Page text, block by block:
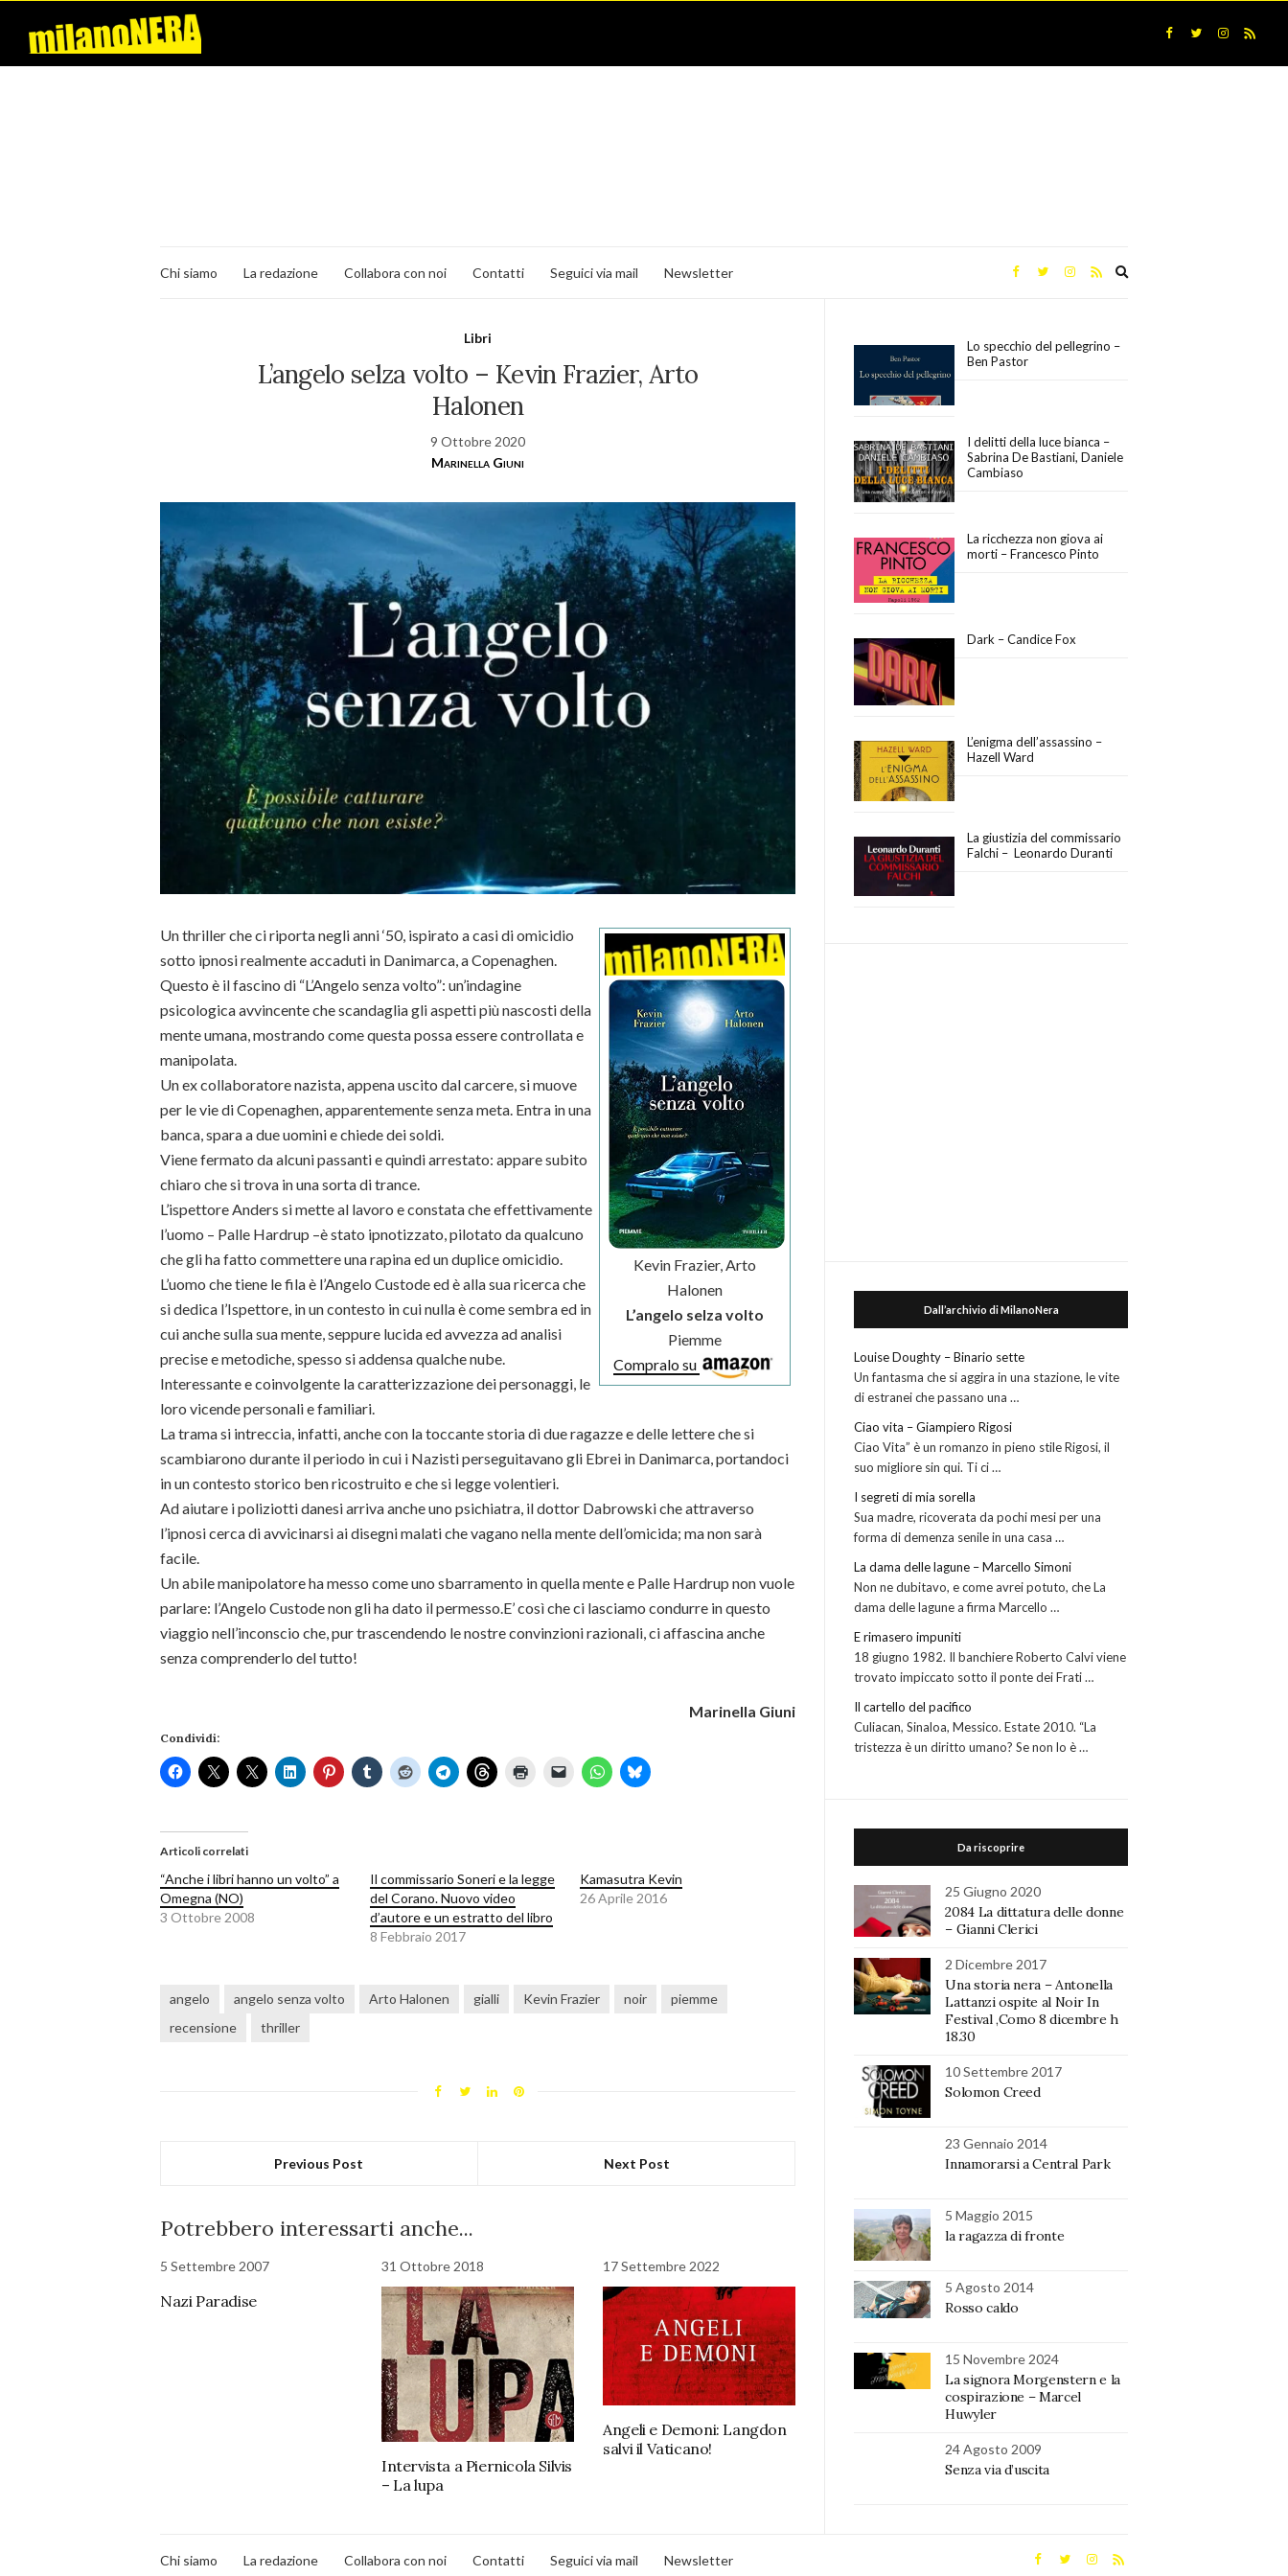
Chi siamo La redazione Collabora con noi Contatti Seguici via mail Newsletter
Libri
L’angelo selza volto – Kevin Frazier, Arto
Halonen
9 Ottobre 2020
Marinella Giuni
Kevin Frazier, Arto
Halonen
L’angelo selza volto
Piemme
Compralo su
Un thriller che ci riporta negli anni ‘50, ispirato a casi di omicidio
sotto ipnosi realmente accaduti in Danimarca, a Copenaghen.
Questo è il fascino di “L’Angelo senza volto”: un’indagine
psicologica avvincente che scandaglia gli aspetti più nascosti della
mente umana, mostrando come questa possa essere controllata e
manipolata.
Un ex collaboratore nazista, appena uscito dal carcere, si muove
per le vie di Copenaghen, apparentemente senza meta. Entra in una
banca, spara a due uomini e chiede dei soldi.
Viene fermato da alcuni passanti e quindi arrestato: appare subito
chiaro che si trova in una sorta di trance.
L’ispettore Anders si mette al lavoro e constata che effettivamente
l’uomo – Palle Hardrup –è stato ipnotizzato, pilotato da qualcuno
che gli ha fatto commettere una rapina ed un duplice omicidio.
L’uomo che tiene le fila è l’Angelo Custode ed è alla sua ricerca che
si dedica l’Ispettore, in un contesto in cui nulla è come sembra ed in
cui anche sulla sua mente, seppure lucida ed avvezza ad analisi
precise e metodiche, spesso si addensa qualche nube.
Interessante e coinvolgente la caratterizzazione dei personaggi, le
loro vicende personali e familiari.
La trama si intreccia, infatti, anche con la toccante storia di due ragazze e delle lettere che si
scambiarono durante il periodo in cui i Nazisti perseguitavano gli Ebrei in Danimarca, portandoci
in un contesto storico ben ricostruito e che si legge volentieri.
Ad aiutare i poliziotti danesi arriva anche uno psichiatra, il dottor Dabrowski che attraverso
l’ipnosi cerca di avvicinarsi ai disegni malati che vagano nella mente dell’omicida; ma non sarà
facile.
Un abile manipolatore ha messo come uno sbarramento in quella mente e Palle Hardrup non vuole
parlare: l’Angelo Custode non gli ha dato il permesso.E’ così che ci lasciamo condurre in questo
viaggio nell’inconscio che, pur trascendendo le nostre convinzioni razionali, ci affascina anche
senza comprenderlo del tutto!
Marinella Giuni
Condividi:
Articoli correlati
“Anche i libri hanno un volto” a
Omegna (NO)
3 Ottobre 2008
Il commissario Soneri e la legge
del Corano. Nuovo video
d’autore e un estratto del libro
8 Febbraio 2017
Kamasutra Kevin
26 Aprile 2016
angelo angelo senza volto Arto Halonen gialli Kevin Frazier noir
piemme
recensione
thriller
Previous Post Next Post
Potrebbero interessarti anche...
5 Settembre 2007
Nazi Paradise
31 Ottobre 2018
Intervista a Piernicola Silvis
– La lupa
17 Settembre 2022
Angeli e Demoni: Langdon
salvi il Vaticano!
Lo specchio del pellegrino –
Ben Pastor
I delitti della luce bianca –
Sabrina De Bastiani, Daniele
Cambiaso
La ricchezza non giova ai
morti – Francesco Pinto
Dark – Candice Fox
L’enigma dell’assassino –
Hazell Ward
La giustizia del commissario
Falchi – Leonardo Duranti
Dall’archivio di MilanoNera
Louise Doughty – Binario sette
Un fantasma che si aggira in una stazione, le vite
di estranei che passano una …
Ciao vita – Giampiero Rigosi
Ciao Vita” è un romanzo in pieno stile Rigosi, il
suo migliore sin qui. Ti ci …
I segreti di mia sorella
Sua madre, ricoverata da pochi mesi per una
forma di demenza senile in una casa …
La dama delle lagune – Marcello Simoni
Non ne dubitavo, e come avrei potuto, che La
dama delle lagune a firma Marcello …
E rimasero impuniti
18 giugno 1982. Il banchiere Roberto Calvi viene
trovato impiccato sotto il ponte dei Frati …
Il cartello del pacifico
Culiacan, Sinaloa, Messico. Estate 2010. “La
tristezza è un diritto umano? Se non lo è …
Da riscoprire
25 Giugno 2020
2084 La dittatura delle donne
– Gianni Clerici
2 Dicembre 2017
Una storia nera – Antonella
Lattanzi ospite al Noir In
Festival ,Como 8 dicembre h
18.30
10 Settembre 2017
Solomon Creed
23 Gennaio 2014
Innamorarsi a Central Park
5 Maggio 2015
la ragazza di fronte
5 Agosto 2014
Rosso caldo
15 Novembre 2024
La signora Morgenstern e la
cospirazione – Marcel
Huwyler
24 Agosto 2009
Senza via d’uscita
Chi siamo La redazione Collabora con noi Contatti Seguici via mail Newsletter